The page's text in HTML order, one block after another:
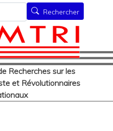
au
contenu
principal
de
Recherches sur les
et Révolutionnaires
Rechercher